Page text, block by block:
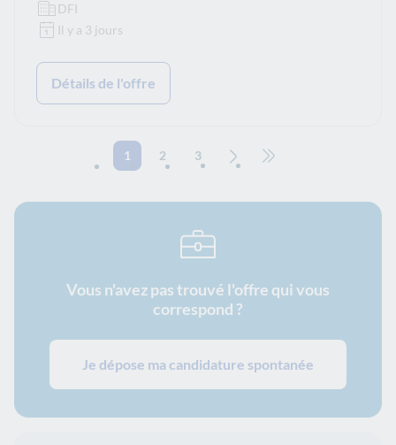
DFI
Il y a 3 jours
Détails de l'offre
1 2
3
Vous n'avez pas trouvé l'offre qui vous
correspond ?
Je dépose ma candidature spontanée